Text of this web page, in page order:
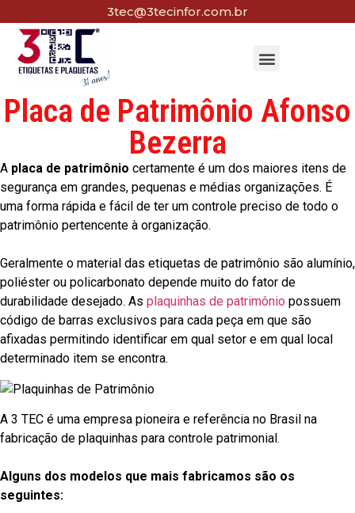
3tec@3tecinfor.com.br
Placa de Patrimônio Afonso
Bezerra
A placa de patrimônio certamente é um dos maiores itens de
segurança em grandes, pequenas e médias organizações. É
uma forma rápida e fácil de ter um controle preciso de todo o
patrimônio pertencente à organização.
Geralmente o material das etiquetas de patrimônio são alumínio,
poliéster ou policarbonato depende muito do fator de
durabilidade desejado. As plaquinhas de patrimônio possuem
código de barras exclusivos para cada peça em que são
afixadas permitindo identificar em qual setor e em qual local
determinado item se encontra.
A 3 TEC é uma empresa pioneira e referência no Brasil na
fabricação de plaquinhas para controle patrimonial.
Alguns dos modelos que mais fabricamos são os
seguintes: